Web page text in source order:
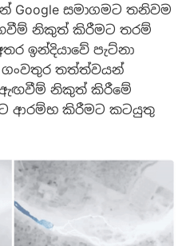
සමාගමට තනිවම
නිකුත් කිරීමට තරම්
ඉන්දියාවේ පැට්නා
ගංවතුර තත්ත්වයන්
ඇඟවීම් නිකුත් කිරීමේ
ආරම්භ කිරීමට කටයුතු